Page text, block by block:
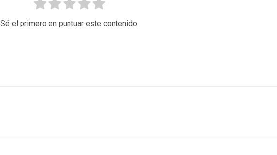
Sé el primero en puntuar este contenido.